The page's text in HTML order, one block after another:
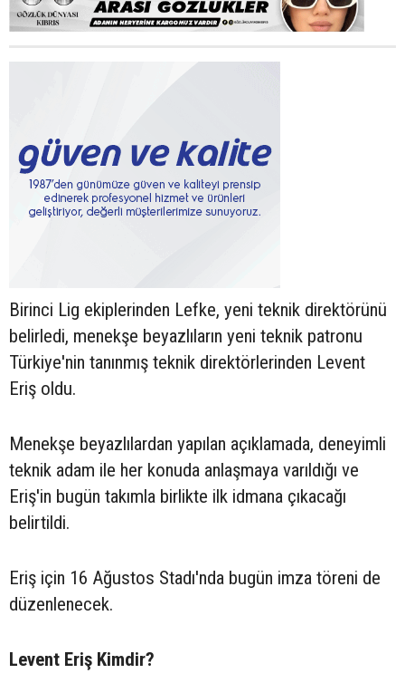
Birinci Lig ekiplerinden Lefke, yeni teknik direktörünü
belirledi, menekşe beyazlıların yeni teknik patronu
Türkiye'nin tanınmış teknik direktörlerinden Levent
Eriş oldu.
Menekşe beyazlılardan yapılan açıklamada, deneyimli
teknik adam ile her konuda anlaşmaya varıldığı ve
Eriş'in bugün takımla birlikte ilk idmana çıkacağı
belirtildi.
Eriş için 16 Ağustos Stadı'nda bugün imza töreni de
düzenlenecek.
Levent Eriş Kimdir?